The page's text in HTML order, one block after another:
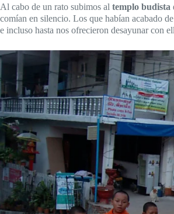
Al cabo de un rato subimos al templo budista
comían en silencio. Los que habían acabado
e incluso hasta nos ofrecieron desayunar con